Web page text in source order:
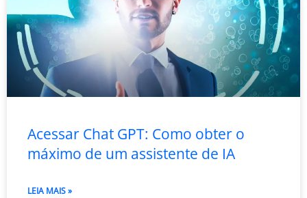
Acessar Chat GPT: Como obter o
máximo de um assistente de IA
LEIA MAIS »